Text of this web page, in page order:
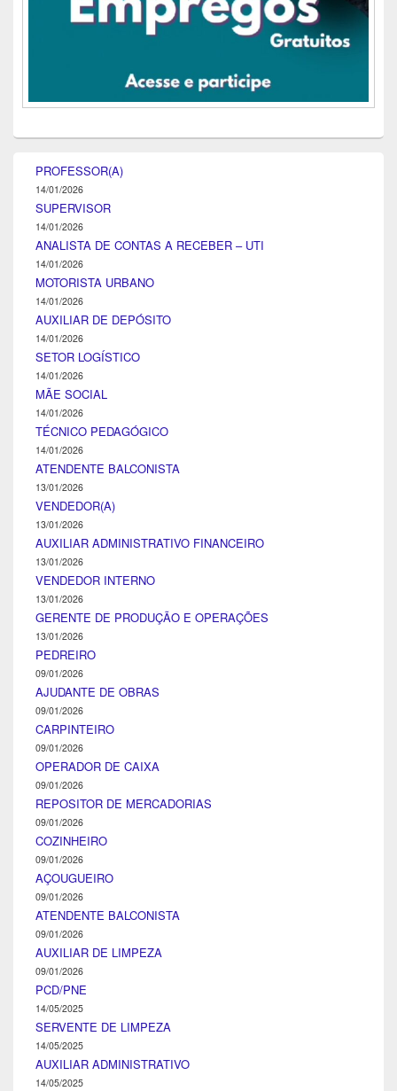
PROFESSOR(A)
14/01/2026
SUPERVISOR
14/01/2026
ANALISTA DE CONTAS A RECEBER – UTI
14/01/2026
MOTORISTA URBANO
14/01/2026
AUXILIAR DE DEPÓSITO
14/01/2026
SETOR LOGÍSTICO
14/01/2026
MÃE SOCIAL
14/01/2026
TÉCNICO PEDAGÓGICO
14/01/2026
ATENDENTE BALCONISTA
13/01/2026
VENDEDOR(A)
13/01/2026
AUXILIAR ADMINISTRATIVO FINANCEIRO
13/01/2026
VENDEDOR INTERNO
13/01/2026
GERENTE DE PRODUÇÃO E OPERAÇÕES
13/01/2026
PEDREIRO
09/01/2026
AJUDANTE DE OBRAS
09/01/2026
CARPINTEIRO
09/01/2026
OPERADOR DE CAIXA
09/01/2026
REPOSITOR DE MERCADORIAS
09/01/2026
COZINHEIRO
09/01/2026
AÇOUGUEIRO
09/01/2026
ATENDENTE BALCONISTA
09/01/2026
AUXILIAR DE LIMPEZA
09/01/2026
PCD/PNE
14/05/2025
SERVENTE DE LIMPEZA
14/05/2025
AUXILIAR ADMINISTRATIVO
14/05/2025